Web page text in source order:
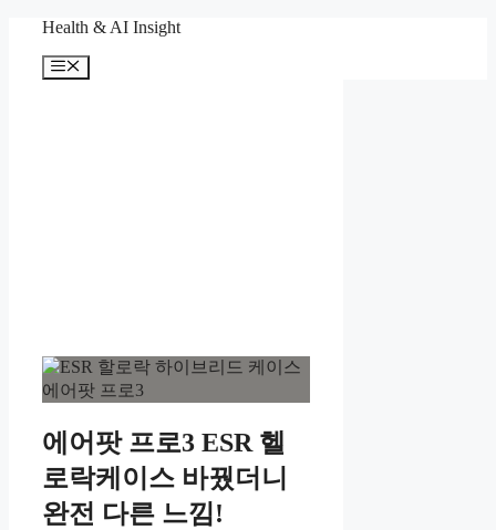
Health & AI Insight
메
에어팟 프로3 ESR 헬
로락케이스 바꿨더니
완전 다른 느낌!